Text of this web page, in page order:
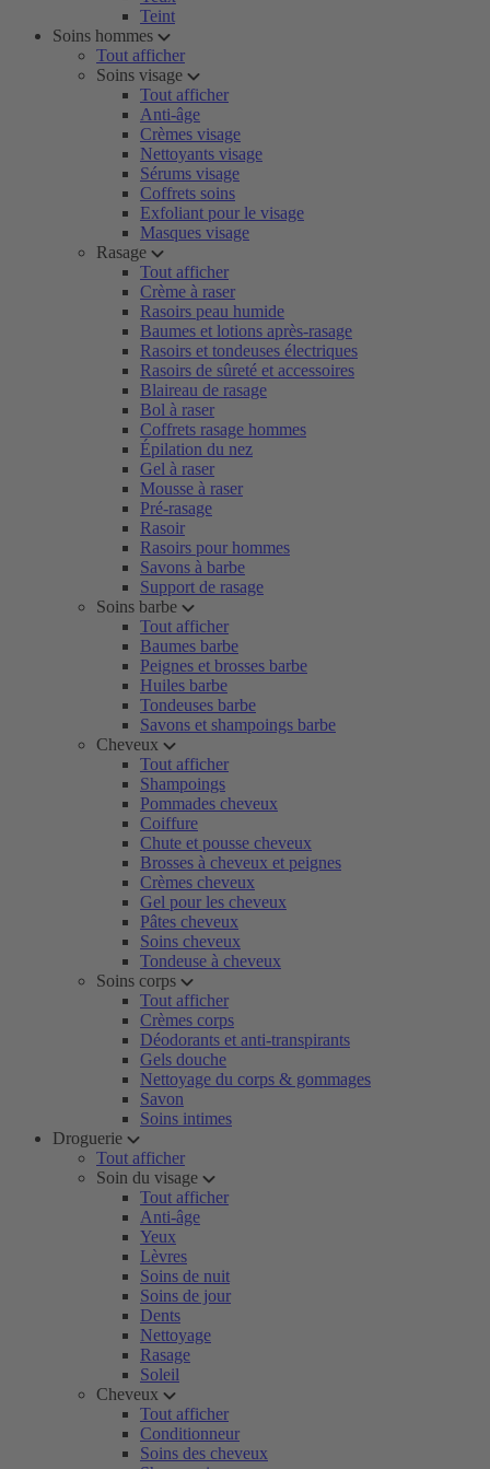
Teint
Soins hommes
Tout afficher
Soins visage
Tout afficher
Anti-âge
Crèmes visage
Nettoyants visage
Sérums visage
Coffrets soins
Exfoliant pour le visage
Masques visage
Rasage
Tout afficher
Crème à raser
Rasoirs peau humide
Baumes et lotions après-rasage
Rasoirs et tondeuses électriques
Rasoirs de sûreté et accessoires
Blaireau de rasage
Bol à raser
Coffrets rasage hommes
Épilation du nez
Gel à raser
Mousse à raser
Pré-rasage
Rasoir
Rasoirs pour hommes
Savons à barbe
Support de rasage
Soins barbe
Tout afficher
Baumes barbe
Peignes et brosses barbe
Huiles barbe
Tondeuses barbe
Savons et shampoings barbe
Cheveux
Tout afficher
Shampoings
Pommades cheveux
Coiffure
Chute et pousse cheveux
Brosses à cheveux et peignes
Crèmes cheveux
Gel pour les cheveux
Pâtes cheveux
Soins cheveux
Tondeuse à cheveux
Soins corps
Tout afficher
Crèmes corps
Déodorants et anti-transpirants
Gels douche
Nettoyage du corps & gommages
Savon
Soins intimes
Droguerie
Tout afficher
Soin du visage
Tout afficher
Anti-âge
Yeux
Lèvres
Soins de nuit
Soins de jour
Dents
Nettoyage
Rasage
Soleil
Cheveux
Tout afficher
Conditionneur
Soins des cheveux